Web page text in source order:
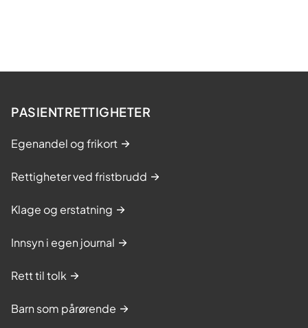
PASIENTRETTIGHETER
Egenandel og frikort
Rettigheter ved fristbrudd
Klage og erstatning
Innsyn i egen journal
Rett til tolk
Barn som pårørende